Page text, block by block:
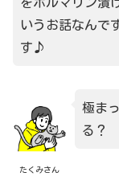
いうお話なんで
す♪
たくみさん
極ま
る？